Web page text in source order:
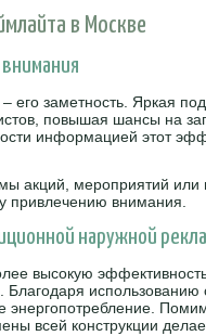
в Москве
заметность. Яркая
повышая шансы на
информацией этот
акций, мероприятий или
привлечению внимания.
наружной
высокую
всей конструкции